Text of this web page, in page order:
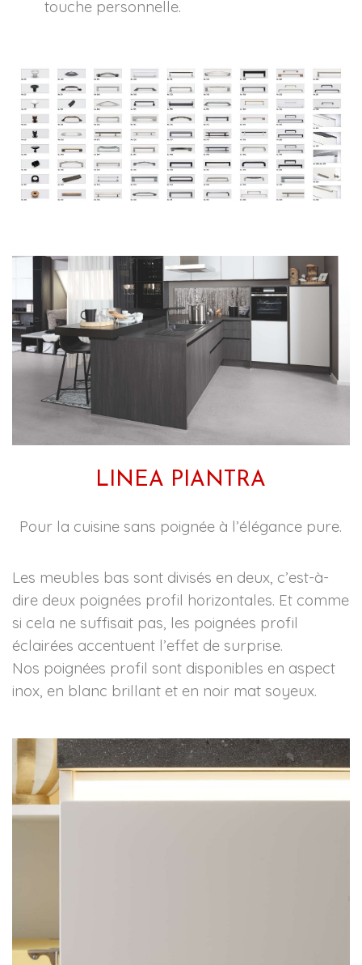
touche personnelle.
LINEA PIANTRA
Pour la cuisine sans poignée à l’élégance pure.
Les meubles bas sont divisés en deux, c’est-à-
dire deux poignées profil horizontales. Et comme
si cela ne suffisait pas, les poignées profil
éclairées accentuent l’effet de surprise.
Nos poignées profil sont disponibles en aspect
inox, en blanc brillant et en noir mat soyeux.